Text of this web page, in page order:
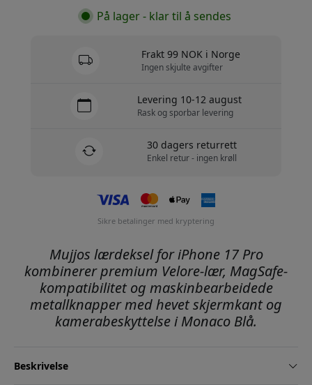
På lager - klar til å sendes
Frakt 99 NOK i Norge
Ingen skjulte avgifter
Levering 10-12 august
Rask og sporbar levering
30 dagers returrett
Enkel retur - ingen krøll
Sikre betalinger med kryptering
Mujjos lærdeksel for iPhone 17 Pro
kombinerer premium Velore-lær, MagSafe-
kompatibilitet og maskinbearbeidede
metallknapper med hevet skjermkant og
kamerabeskyttelse i Monaco Blå.
Beskrivelse